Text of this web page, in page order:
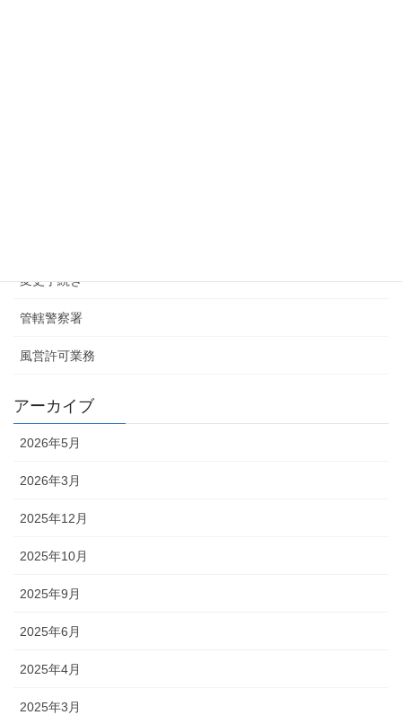
変更手続き
管轄警察署
風営許可業務
アーカイブ
2026年5月
2026年3月
2025年12月
2025年10月
2025年9月
2025年6月
2025年4月
2025年3月